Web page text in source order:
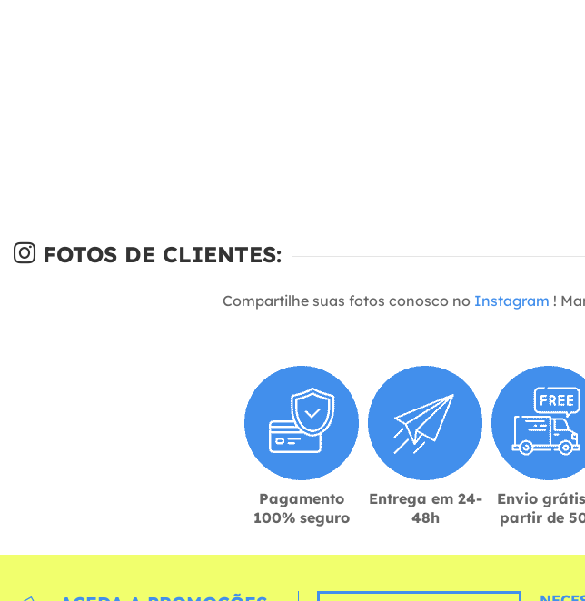
FOTOS DE CLIENTES:
Compartilhe suas fotos conosco no Instagram !
Pagamento
100% seguro
Entrega em 24-
48h
Envio
partir de